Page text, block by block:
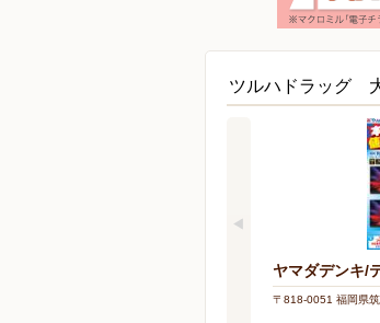
ツルハドラッグ
ヤマダデンキ/
〒818-0051 福岡県